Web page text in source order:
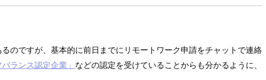
のですが、基本的に前日までにリモートワーク申請をチャットで連絡
ランス認定企業」 などの認定を受けていることからも分かるように、